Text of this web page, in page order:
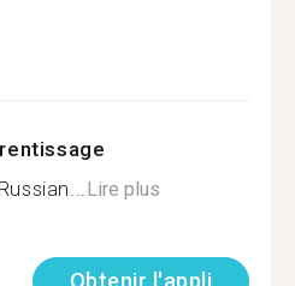
Lire plus
Obtenir l'appli